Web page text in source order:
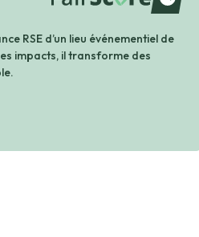
waiting
RSE d’un lieu événementiel de
impacts, il transforme des